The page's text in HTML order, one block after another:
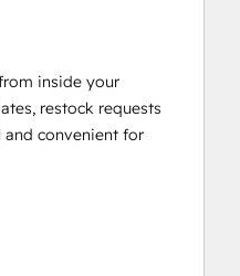
inside your
restock requests
and convenient for